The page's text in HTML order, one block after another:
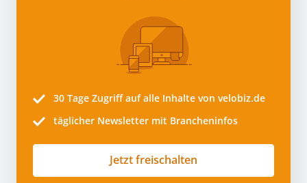
30 Tage Zugriff auf alle Inhalte von velobiz.de
täglicher Newsletter mit Brancheninfos
Jetzt freischalten